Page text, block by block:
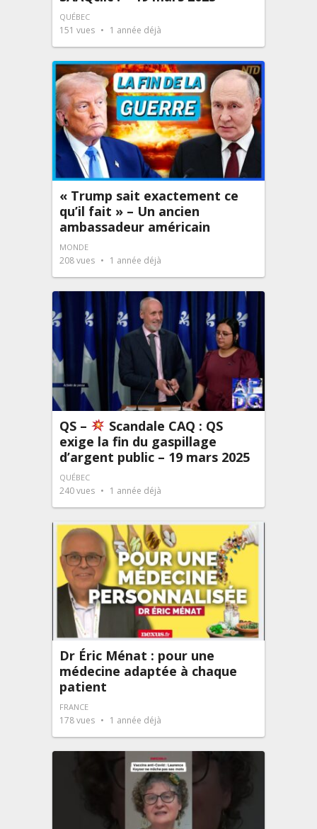
QUÉBEC
151 vues 1 année déjà
« Trump sait exactement ce
qu’il fait » – Un ancien
ambassadeur américain
MONDE
208vues 1 année déjà
QS –
Scandale CAQ : QS
exige la fin du gaspillage
d’argent public – 19 mars 2025
QUÉBEC
240vues 1 année déjà
Dr Éric Ménat : pour une
médecine adaptée à chaque
patient
FRANCE
178vues 1 année déjà